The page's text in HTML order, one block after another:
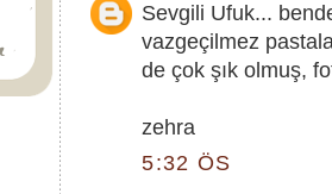
Sevgili Ufuk...
vazgeçilmez
de çok şık olmuş,
zehra
5:32 ÖS